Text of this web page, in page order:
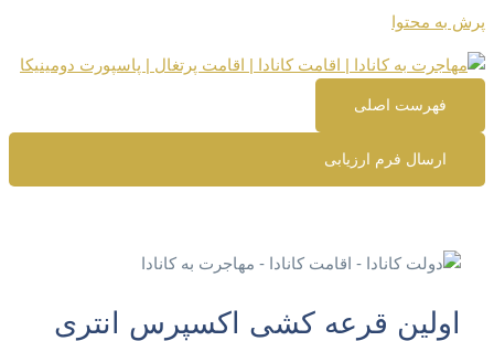
پرش به محتوا
فهرست اصلی
ارسال فرم ارزیابی
اولین قرعه کشی اکسپرس انتری